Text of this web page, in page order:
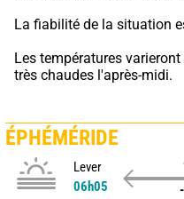
La fiabilité de la situation
Les températures
très chaudes l'après-midi.
ÉPHÉMÉRIDE
Lever
06h05